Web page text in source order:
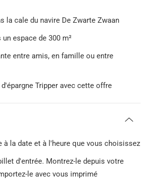
la cale du navire De Zwarte Zwaan
espace de 300 m²
entre amis, en famille ou entre
Tripper avec cette offre
à la date et à l'heure que vous choisissez
d'entrée. Montrez-le depuis votre
le avec vous imprimé